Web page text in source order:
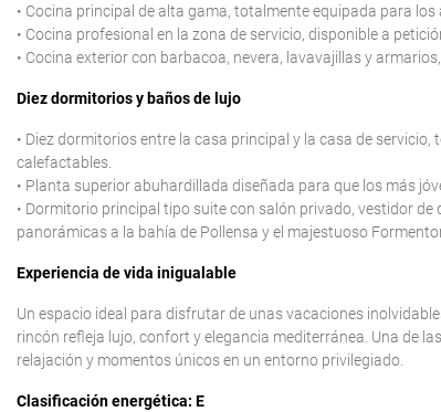
• Cocina principal de alta gama, totalmente equipada para
• Cocina profesional en la zona de servicio, disponible a
• Cocina exterior con barbacoa, nevera, lavavajillas y
Diez dormitorios y baños de lujo
• Diez dormitorios entre la casa principal y la casa de
calefactables.
• Planta superior abuhardillada diseñada para que los más
• Dormitorio principal tipo suite con salón privado, vestidor
panorámicas a la bahía de Pollensa y el majestuoso
Experiencia de vida inigualable
Un espacio ideal para disfrutar de unas vacaciones
rincón refleja lujo, confort y elegancia mediterránea. Una de
relajación y momentos únicos en un entorno privilegiado.
Clasificación energética: E